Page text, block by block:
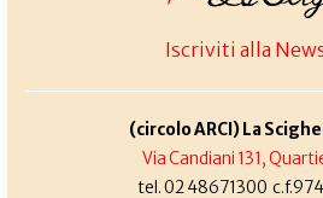
Iscriviti alla
(circolo ARCI) La
Via Candiani 131,
tel. 02 48671300